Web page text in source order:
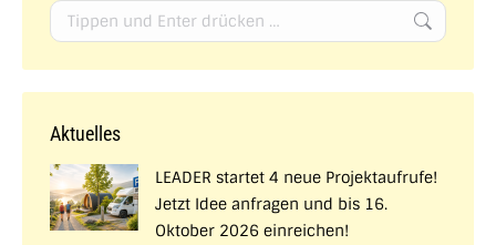
Search:
Aktuelles
LEADER startet 4 neue Projektaufrufe!
Jetzt Idee anfragen und bis 16.
Oktober 2026 einreichen!